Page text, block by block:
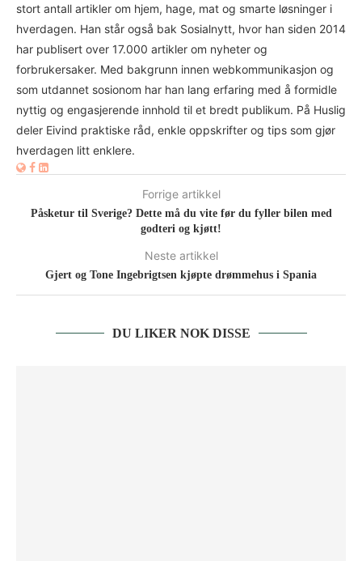
stort antall artikler om hjem, hage, mat og smarte løsninger i
hverdagen. Han står også bak Sosialnytt, hvor han siden 2014
har publisert over 17.000 artikler om nyheter og
forbrukersaker. Med bakgrunn innen webkommunikasjon og
som utdannet sosionom har han lang erfaring med å formidle
nyttig og engasjerende innhold til et bredt publikum. På Huslig
deler Eivind praktiske råd, enkle oppskrifter og tips som gjør
hverdagen litt enklere.
Forrige artikkel
Påsketur til Sverige? Dette må du vite før du fyller bilen med
godteri og kjøtt!
Neste artikkel
Gjert og Tone Ingebrigtsen kjøpte drømmehus i Spania
DU LIKER NOK DISSE